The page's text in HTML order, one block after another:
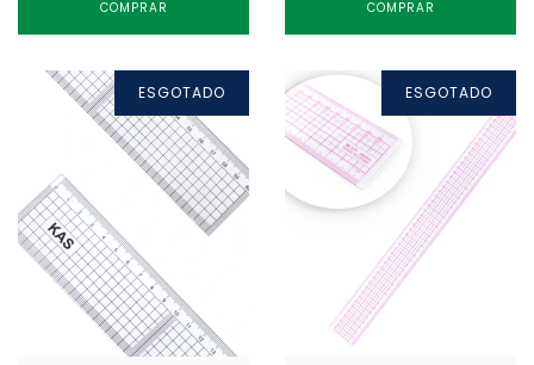
COMPRAR COMPRAR
ESGOTADO ESGOTADO